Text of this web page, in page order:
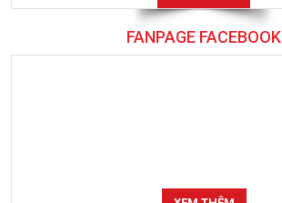
XEM TẤT CẢ
FANPAGE FACEBOOK